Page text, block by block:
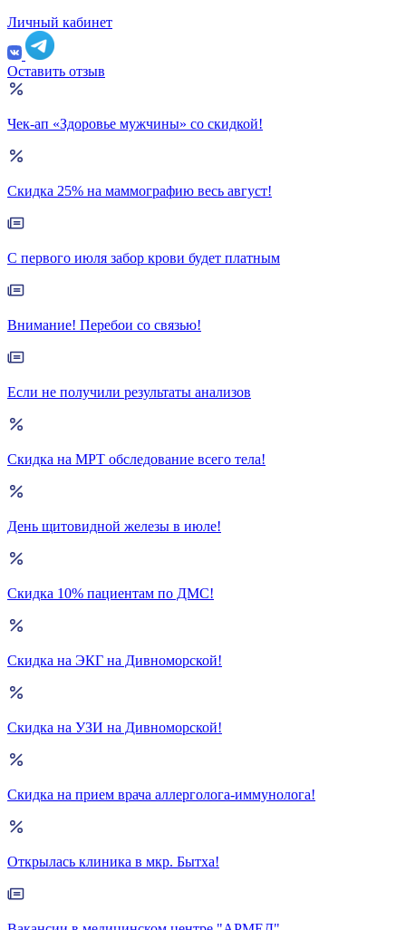
Личный кабинет
Оставить отзыв
Чек-ап «Здоровье мужчины» со скидкой!
Скидка 25% на маммографию весь август!
С первого июля забор крови будет платным
Внимание! Перебои со связью!
Если не получили результаты анализов
Скидка на МРТ обследование всего тела!
День щитовидной железы в июле!
Скидка 10% пациентам по ДМС!
Скидка на ЭКГ на Дивноморской!
Скидка на УЗИ на Дивноморской!
Скидка на прием врача аллерголога-иммунолога!
Открылась клиника в мкр. Бытха!